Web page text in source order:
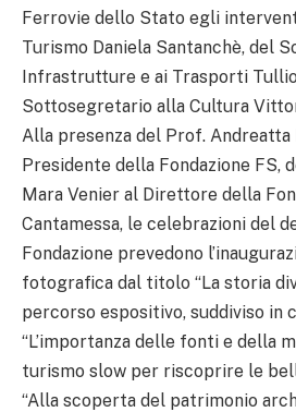
Ferrovie dello Stato egli
Turismo Daniela Santanchè, del
Infrastrutture e ai Trasporti
Sottosegretario alla Cultura
Alla presenza del Prof. Andreatta
Presidente della Fondazione FS,
Mara Venier al Direttore della
Cantamessa, le celebrazioni del
Fondazione prevedono
fotografica dal titolo “La storia
percorso espositivo, suddiviso in
“L’importanza delle fonti e della
turismo slow per riscoprire le
“Alla scoperta del patrimonio